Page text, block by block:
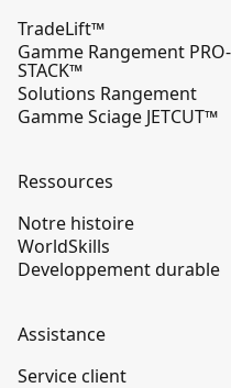
TradeLift™
Gamme Rangement PRO-
STACK™
Solutions Rangement
Gamme Sciage JETCUT™
Ressources
Notre histoire
WorldSkills
Developpement durable
Assistance
Service client